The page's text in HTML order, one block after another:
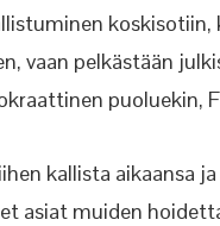
vaan pelkästään
puoluekin,
kallista aikaansa
asiat muiden